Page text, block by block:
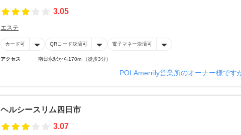
3.05
エステ
カード可 QRコード決済可 電子マネー決済可
アクセス 南日永駅から170m （徒歩3分）
POLAmerrily営業所のオーナー様です
ヘルシースリム四日市
3.07